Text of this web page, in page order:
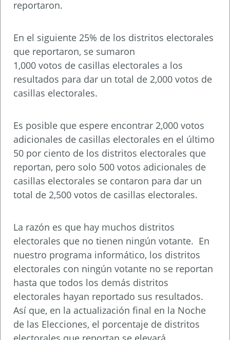
reportaron.
En el siguiente 25% de los distritos electorales
que reportaron, se sumaron
1,000 votos de casillas electorales a los
resultados para dar un total de 2,000 votos de
casillas electorales.
Es posible que espere encontrar 2,000 votos
adicionales de casillas electorales en el último
50 por ciento de los distritos electorales que
reportan, pero solo 500 votos adicionales de
casillas electorales se contaron para dar un
total de 2,500 votos de casillas electorales.
La razón es que hay muchos distritos
electorales que no tienen ningún votante. En
nuestro programa informático, los distritos
electorales con ningún votante no se reportan
hasta que todos los demás distritos
electorales hayan reportado sus resultados.
Así que, en la actualización final en la Noche
de las Elecciones, el porcentaje de distritos